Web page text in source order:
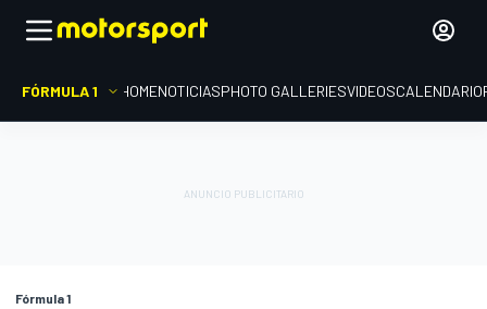
FÓRMULA 1 HOMENOTICIASPHOTO GALLERIESVIDEOSCALENDARIO
Fórmula 1